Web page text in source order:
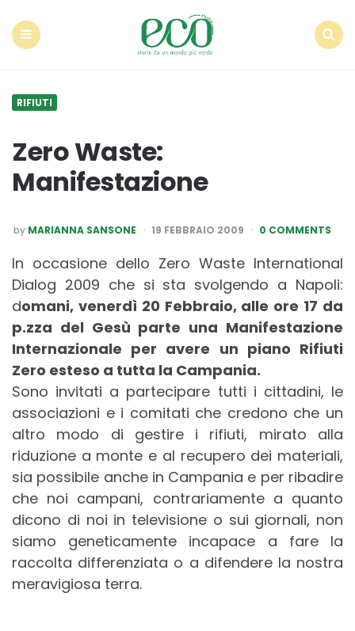
RIFIUTI
Zero Waste:
Manifestazione
POSTED
BY
by MARIANNA SANSONE 19 FEBBRAIO 2009 0 COMMENTS
In occasione dello Zero Waste International
Dialog 2009 che si sta svolgendo a Napoli:
domani, venerdì 20 Febbraio, alle ore 17 da
p.zza del Gesù parte una Manifestazione
Internazionale per avere un piano Rifiuti
Zero esteso a tutta la Campania.
Sono invitati a partecipare tutti i cittadini, le
associazioni e i comitati che credono che un
altro modo di gestire i rifiuti, mirato alla
riduzione a monte e al recupero dei materiali,
sia possibile anche in Campania e per ribadire
che noi campani, contrariamente a quanto
dicono di noi in televisione o sui giornali, non
siamo geneticamente incapace a fare la
raccolta differenziata o a difendere la nostra
meravigiosa terra.